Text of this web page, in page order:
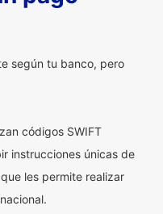
según tu banco, pero
códigos SWIFT
instrucciones únicas de
les permite realizar